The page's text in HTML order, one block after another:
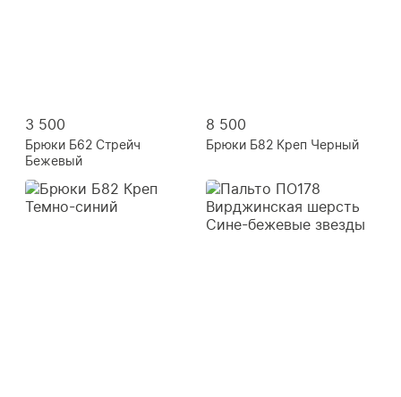
3 500
Брюки Б62 Стрейч
Бежевый
8 500
Брюки Б82 Креп Черный